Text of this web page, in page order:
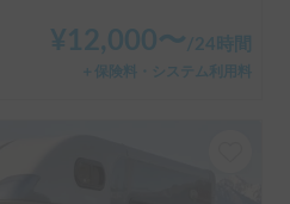
¥ 12,000〜 /24時間
＋保険料・システム利用料